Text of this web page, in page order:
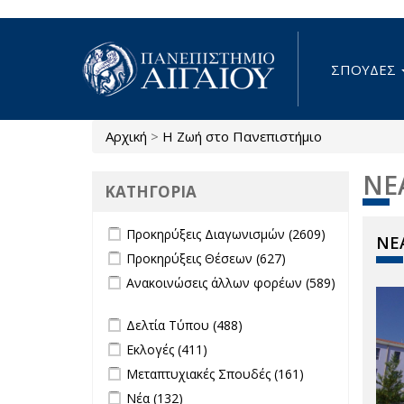
ΣΠΟΥΔΕΣ
Είστε εδώ
Αρχική > Η Ζωή στο Πανεπιστήμιο
ΚΑΤΗΓΟΡΙΑ
Apply Προκηρύξεις Διαγωνισμών
filter
Προκηρύξεις Διαγωνισμών (2609)
Προκηρύξεις
Διαγωνισμών
filter
Apply Προκηρύξεις Θέσεων filter
Προκηρύξεις Θέσεων (627)
Θέσεων
Apply Ανακοινώσεις άλλων φορέων
Ανακοινώσεις άλλων φορέων (589)
Apply Δελτία Τύπου filter
Δελτία Τύπου (488)
Apply Εκλογές filter
Εκλογές (411)
Apply Μεταπτυχιακές Σπουδές filter
Μεταπτυχιακές Σπουδές (161)
Μεταπτυχιακές
Apply Νέα filter
Νέα (132)